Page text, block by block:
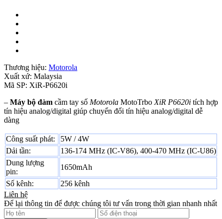
Thương hiệu: Motorola
Xuất xứ: Malaysia
Mã SP: XiR-P6620i
– Máy bộ đàm cầm tay số Motorola MotoTrbo XiR P6620i tích hợp
tín hiệu analog/digital giúp chuyển đổi tín hiệu analog/digital dễ
dàng
Công suất phát:
5W / 4W
Dải tần:
136-174 MHz (IC-V86), 400-470 MHz (IC-U86)
Dung lượng
pin:
1650mAh
Số kênh:
256 kênh
Liên hệ
Để lại thông tin để được chúng tôi tư vấn trong thời gian nhanh nhất